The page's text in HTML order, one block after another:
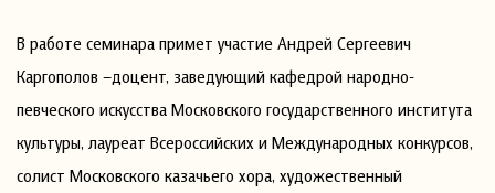
В работе семинара примет участие Андрей Сергеевич
Каргополов –доцент, заведующий кафедрой народно-
певческого искусства Московского государственного института
культуры, лауреат Всероссийских и Международных конкурсов,
солист Московского казачьего хора, художественный